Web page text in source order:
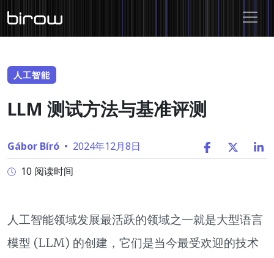
人工智能
LLM 测试方法与基准评测
Gábor Bíró • 2024年12月8日
10 阅读时间
人工智能领域发展最活跃的领域之一就是大型语言
模型 (LLM) 的创建，它们是当今最受欢迎的技术